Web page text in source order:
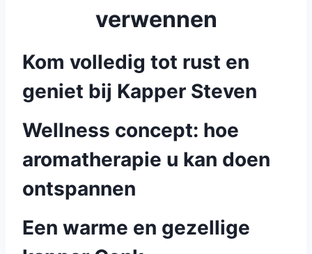
verwennen
Kom volledig tot rust en
geniet bij Kapper Steven
Wellness concept: hoe
aromatherapie u kan doen
ontspannen
Een warme en gezellige